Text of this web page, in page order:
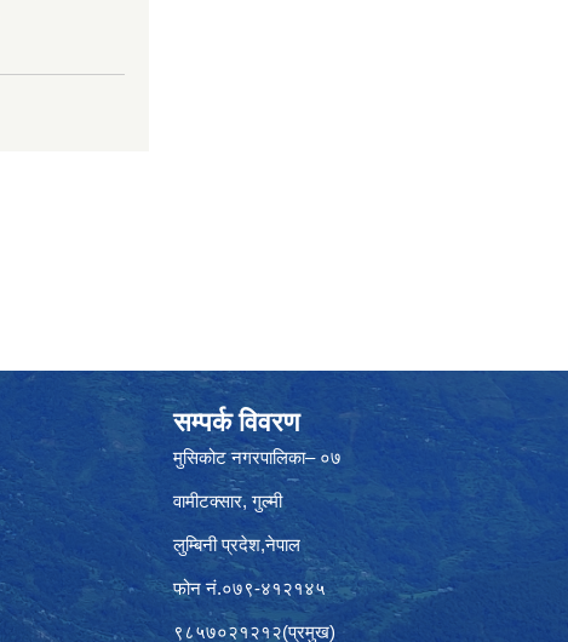
सम्पर्क विवरण
मुसिकोट नगरपालिका– ०७
वामीटक्सार, गुल्मी
लुम्बिनी प्रदेश,नेपाल
फोन नं.०७९-४१२१४५
९८५७०२१२१२(प्रमुख)